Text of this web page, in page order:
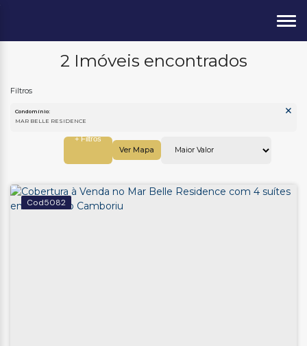
2 Imóveis encontrados
Condomínio:
Ver Mapa
5082